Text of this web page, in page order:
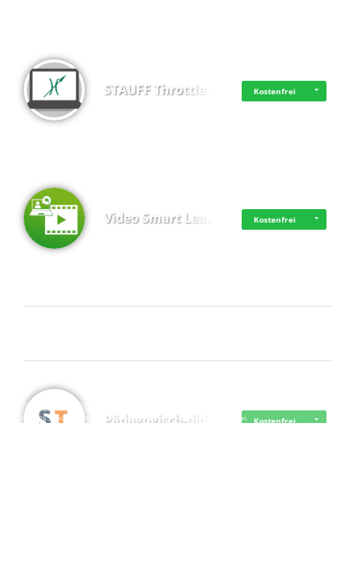
STAUFF Throttle… Kostenfrei
Video Smart Lea… Kostenfrei
Pädagogisch-did… Kostenfrei
· ·Datenschutz ·
© 2016 - 2026 SupraTix GmbH oder Partnergesellschaften - Alle Rechte vorbehalten.